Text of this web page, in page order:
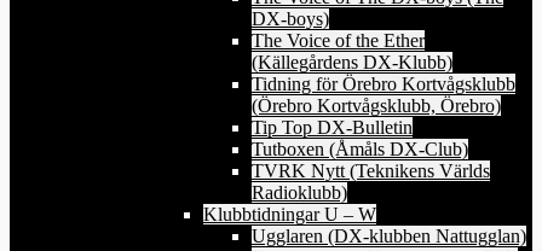
DX-boys)
The Voice of the Ether
(Källegårdens DX-Klubb)
Tidning för Örebro Kortvågsklubb
(Örebro Kortvågsklubb, Örebro)
Tip Top DX-Bulletin
Tutboxen (Åmåls DX-Club)
TVRK Nytt (Teknikens Världs
Radioklubb)
Klubbtidningar U – W
Ugglaren (DX-klubben Nattugglan)